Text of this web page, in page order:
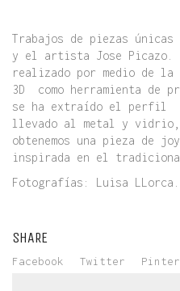
Trabajos de piezas únicas
y el artista Jose Picazo.
realizado por medio de
3D como herramienta de
se ha extraído el perfil
llevado al metal y vidrio,
obtenemos una pieza de
inspirada en el tradicional
Fotografías: Luisa LLorca.
SHARE
Facebook Twitter